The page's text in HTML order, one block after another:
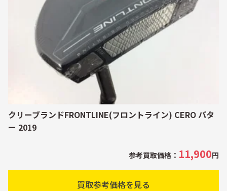
クリーブランドFRONTLINE(フロントライン) CERO パタ
ー 2019
参考買取価格： 11,900円
買取参考価格を見る